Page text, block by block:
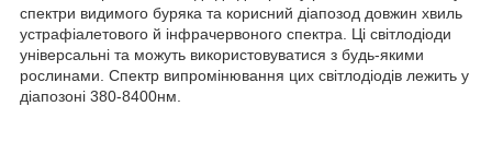
спектри видимого буряка та корисний діапозод довжин хвиль
устрафіалетового й інфрачервоного спектра. Ці світлодіоди
універсальні та можуть використовуватися з будь-якими
рослинами. Спектр випромінювання цих світлодіодів лежить у
діапозоні 380-8400нм.